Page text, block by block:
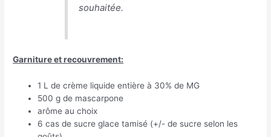
souhaitée.
Garniture et recouvrement:
1 L de crème liquide entière à 30% de MG
500 g de mascarpone
arôme au choix
6 cas de sucre glace tamisé (+/- de sucre selon les